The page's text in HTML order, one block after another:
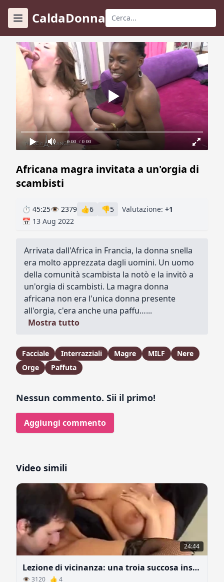
CaldaDonna
0:00 / 0:00
Africana magra invitata a un'orgia di
scambisti
⏱ 45:25👁 2379 👍6 👎5 Valutazione: +1
📅 13 Aug 2022
Arrivata dall'Africa in Francia, la donna snella
era molto apprezzata dagli uomini. Un uomo
della comunità scambista la notò e la invitò a
un'orgia di scambisti. La magra donna
africana non era l'unica donna presente
all'orgia, c'era anche una paffu…...
Mostra tutto
Facciale Interrazziali Magre MILF
Nere
Orge
Paffuta
Nessun commento. Sii il primo!
Aggiungi commento
Video simili
24:44
Lezione di vicinanza: una troia succosa insegna a un ragazzo il sesso orale e vaginale
👁 3120 👍 4